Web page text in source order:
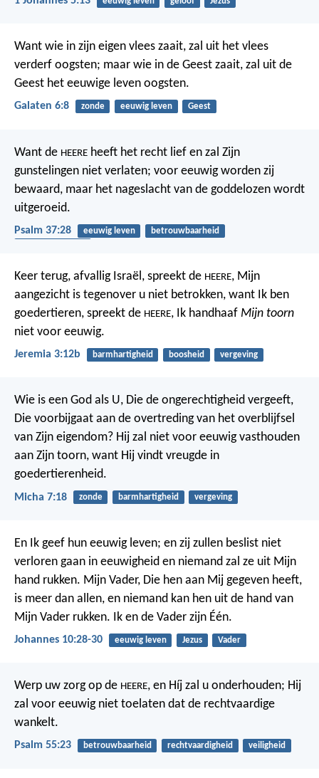
Want wie in zijn eigen vlees zaait, zal uit het vlees
verderf oogsten; maar wie in de Geest zaait, zal uit de
Geest het eeuwige leven oogsten.
Galaten 6:8 zonde eeuwig leven Geest
Want de HEERE heeft het recht lief en zal Zijn
gunstelingen niet verlaten; voor eeuwig worden zij
bewaard, maar het nageslacht van de goddelozen wordt
uitgeroeid.
Psalm 37:28 eeuwig leven
betrouwbaarheid
Keer terug, afvallig Israël, spreekt de HEERE, Mijn
aangezicht is tegenover u niet betrokken, want Ik ben
goedertieren, spreekt de HEERE, Ik handhaaf Mijn toorn
niet voor eeuwig.
Jeremia 3:12b barmhartigheid boosheid vergeving
Wie is een God als U, Die de ongerechtigheid vergeeft,
Die voorbijgaat aan de overtredingvan het overblijfsel
van Zijn eigendom? Hij zal niet voor eeuwig vasthouden
aan Zijn toorn, want Hij vindt vreugde in
goedertierenheid.
Micha 7:18 zonde barmhartigheid vergeving
En Ik geef hun eeuwig leven; en zij zullen beslist niet
verloren gaan in eeuwigheid en niemand zal ze uit Mijn
hand rukken. Mijn Vader, Die hen aan Mij gegeven heeft,
is meer dan allen, en niemand kan hen uit de hand van
Mijn Vader rukken. Ik en de Vader zijn Één.
Johannes 10:28-30 eeuwig leven Jezus Vader
Werp uw zorg op de HEERE, en Híj zal u onderhouden; Hij
zal voor eeuwig niet toelaten dat de rechtvaardige
wankelt.
Psalm 55:23 betrouwbaarheid rechtvaardigheid veiligheid